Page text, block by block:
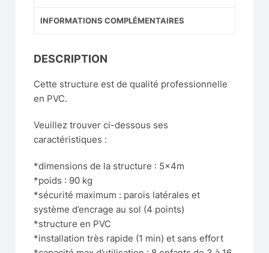
INFORMATIONS COMPLÉMENTAIRES
DESCRIPTION
Cette structure est de qualité professionnelle
en PVC.
Veuillez trouver ci-dessous ses
caractéristiques :
*dimensions de la structure : 5x4m
*poids : 90 kg
*sécurité maximum : parois latérales et
système d’encrage au sol (4 points)
*structure en PVC
*installation très rapide (1 min) et sans effort